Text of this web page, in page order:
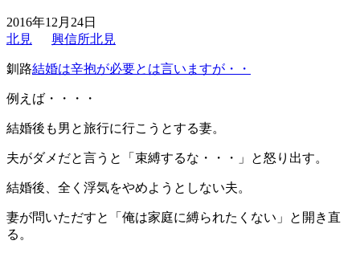
2016年12月24日
北見
興信所北見
釧路結婚は辛抱が必要とは言いますが・・
例えば・・・・
結婚後も男と旅行に行こうとする妻。
夫がダメだと言うと「束縛するな・・・」と怒り出す。
結婚後、全く浮気をやめようとしない夫。
妻が問いただすと「俺は家庭に縛られたくない」と開き直
る。